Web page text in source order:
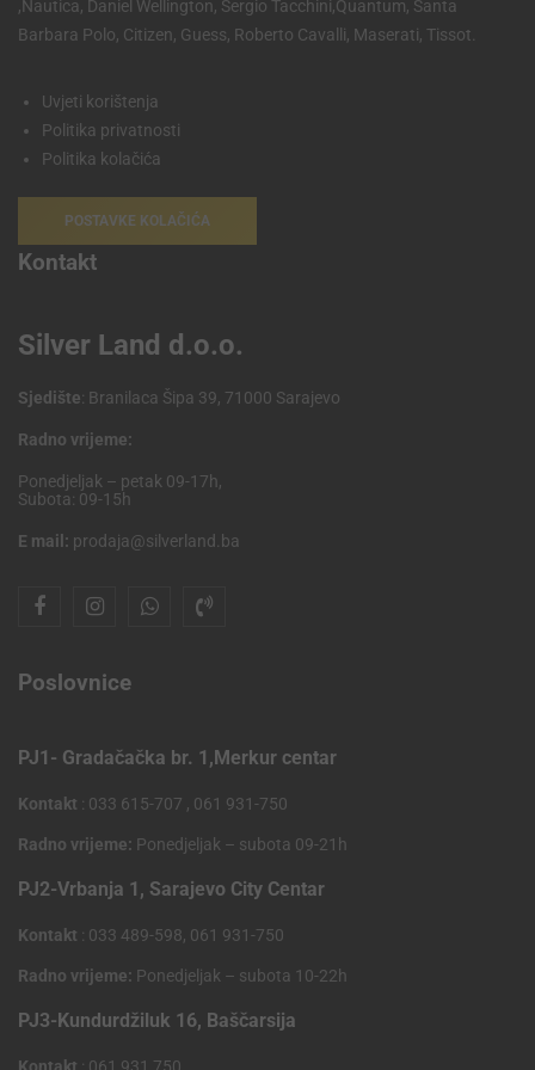
,Nautica, Daniel Wellington, Sergio Tacchini,Quantum, Santa
Barbara Polo, Citizen, Guess, Roberto Cavalli, Maserati, Tissot.
Uvjeti korištenja
Politika privatnosti
Politika kolačića
POSTAVKE KOLAČIĆA
Kontakt
Silver Land d.o.o.
Sjedište: Branilaca Šipa 39, 71000 Sarajevo
Radno vrijeme:
Ponedjeljak – petak 09-17h,
Subota: 09-15h
E mail: prodaja@silverland.ba
Poslovnice
PJ1- Gradačačka br. 1,Merkur centar
Kontakt : 033 615-707 , 061 931-750
Radno vrijeme: Ponedjeljak – subota 09-21h
PJ2-Vrbanja 1, Sarajevo City Centar
Kontakt : 033 489-598, 061 931-750
Radno vrijeme: Ponedjeljak – subota 10-22h
PJ3-Kundurdžiluk 16, Baščarsija